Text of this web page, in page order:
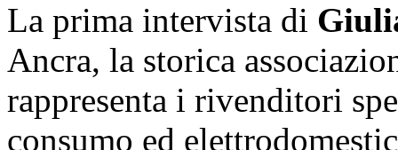
La prima intervista di
Ancra, la storica
rappresenta i rivenditori
consumo ed